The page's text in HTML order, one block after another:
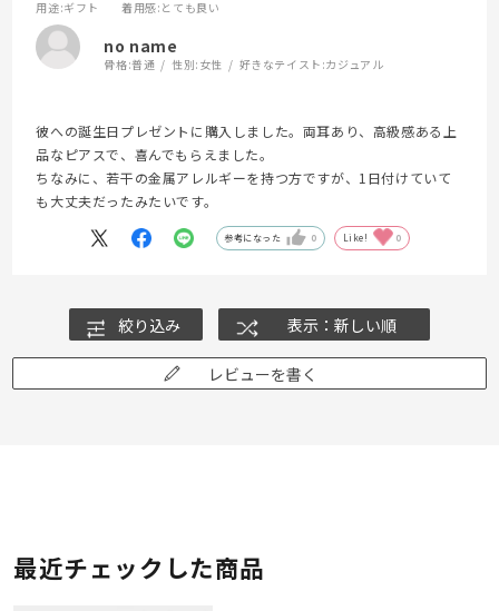
用途:ギフト 着用感:とても良い
no name
骨格:普通 性別: 女性 好きなテイスト:カジュアル
彼への誕生日プレゼントに購入しました。両耳あり、高級感ある上
品なピアスで、喜んでもらえました。
ちなみに、若干の金属アレルギーを持つ方ですが、1日付けていて
も大丈夫だったみたいです。
参考になった 0 Like! 0
絞り込み 表示：新しい順
レビューを書く
最近チェックした商品